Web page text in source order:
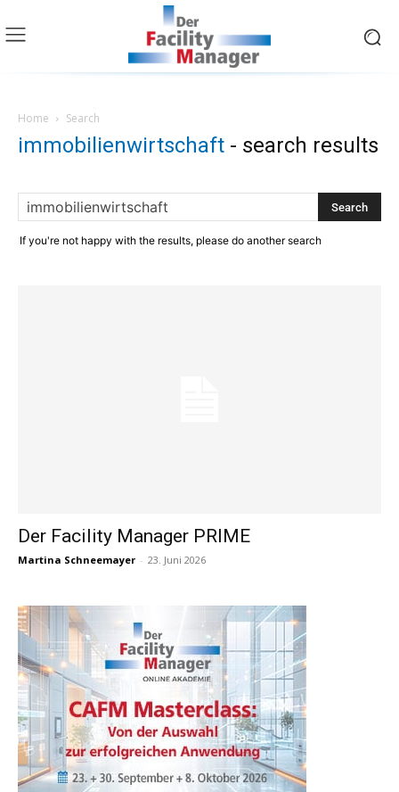
Home Search
immobilienwirtschaft - search results
If you're not happy with the results, please do another search
Der Facility Manager PRIME
Martina Schneemayer - 23. Juni 2026